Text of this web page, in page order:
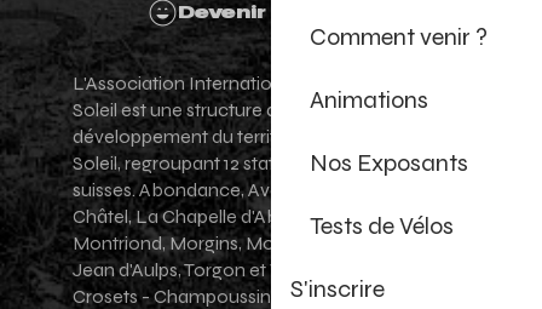
Comment venir ?
Animations
Nos Exposants
Tests de Vélos
S'inscrire
Devenir Bénévole
L'Association Internationale des Portes du
Soleil est une structure de promotion et de
développement du territoire des Portes du
Soleil, regroupant 12 stations villages franco-
suisses. Abondance, Avoriaz 1800, Champéry,
Châtel, La Chapelle d'Abondance, Les Gets,
Montriond, Morgins, Morzine-Avoriaz, Saint-
Jean d'Aulps, Torgon et Val-d'Illiez - Les
Crosets - Champoussin.